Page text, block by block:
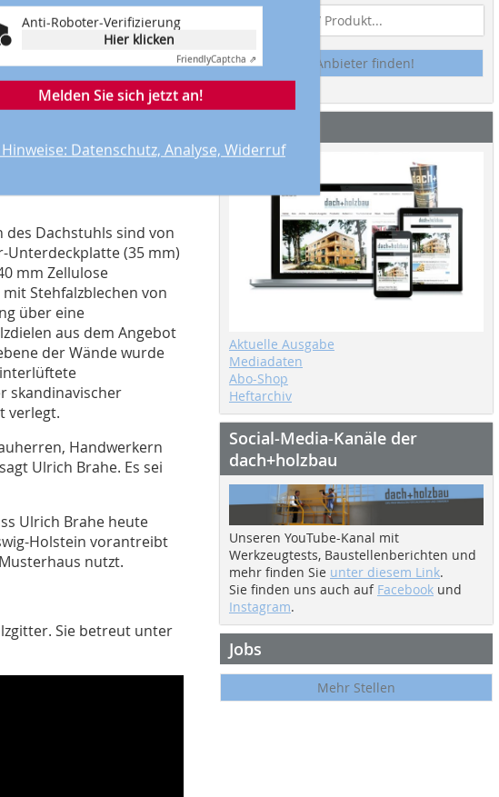
von Poraver
besteht aus
Dämmstoffe sind
mit Conluto
erledigt. Die
Programm beigesteuert.
des Dachstuhls sind von
Unterdeckplatte (35 mm)
mm Zellulose
Stehfalzblechen von
über eine
aus dem Angebot
der Wände wurde
skandinavischer
verlegt.
Handwerkern
Ulrich Brahe. Es sei
Ulrich Brahe heute
Holstein vorantreibt
nutzt.
Sie betreut unter
Anti-Roboter-Verifizierung
Hier klicken
FriendlyCaptcha ⇗
Melden Sie sich jetzt an!
Datenschutz, Analyse, Widerruf
Anbieter finden!
Aktuelle Ausgabe
Mediadaten
Abo-Shop
Heftarchiv
Social-Media-Kanäle der
dach+holzbau
Unseren YouTube-Kanal mit
Werkzeugtests, Baustellenberichten und
mehr finden Sie unter diesem Link.
Sie finden uns auch auf Facebook und
Instagram.
Jobs
Mehr Stellen